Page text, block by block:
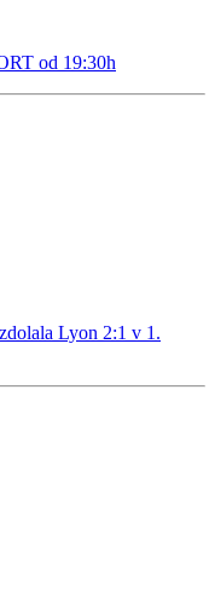
od 19:30h
Lyon 2:1 v 1.